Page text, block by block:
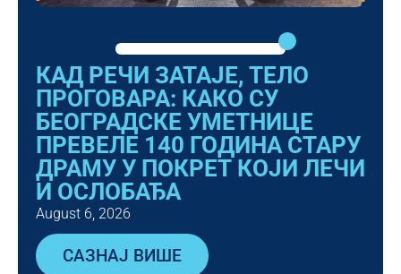
КАД РЕЧИ ЗАТАЈЕ, ТЕЛО
ПРОГОВАРА: КАКО СУ
БЕОГРАДСКЕ УМЕТНИЦЕ
ПРЕВЕЛЕ 140 ГОДИНА СТАРУ
ДРАМУ У ПОКРЕТ КОЈИ ЛЕЧИ
И ОСЛОБАЂА
August 6, 2026
САЗНАЈ ВИШЕ